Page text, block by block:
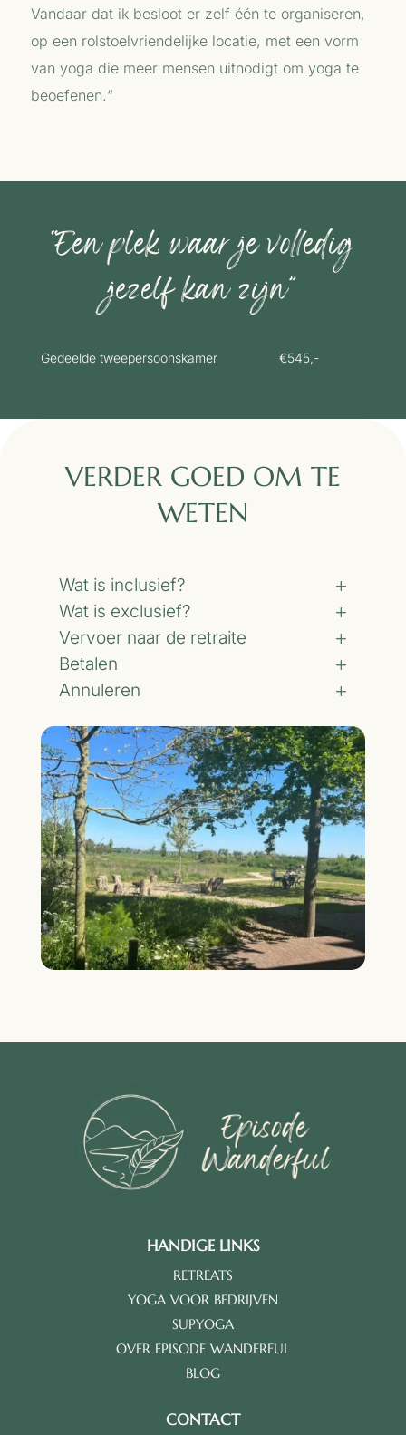
Vandaar dat ik besloot er zelf één te organiseren,
op een rolstoelvriendelijke locatie, met een vorm
van yoga die meer mensen uitnodigt om yoga te
beoefenen.“
“Een plek waar je volledig
jezelf kan zijn”
Gedeelde tweepersoonskamer €545,-
VERDER GOED OM TE
WETEN
Wat is inclusief?
Wat is exclusief?
Vervoer naar de retraite
Betalen
Annuleren
HANDIGE LINKS
RETREATS
YOGA VOOR BEDRIJVEN
SUPYOGA
OVER EPISODE WANDERFUL
BLOG
CONTACT